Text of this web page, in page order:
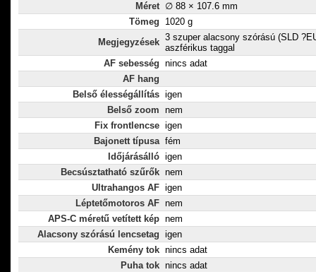
Méret ∅ 88 × 107.6 mm
Tömeg
1020 g
Megjegyzések 3 szuper alacsony szórású (SLD
aszférikus taggal
AF sebesség nincs adat
AF hang
Belső élességállítás igen
Belső zoom nem
Fix frontlencse igen
Bajonett típusa fém
Időjárásálló igen
Becsúsztatható szűrők nem
Ultrahangos AF igen
Léptetőmotoros AF nem
APS-C méretű vetített kép nem
Alacsony szórású lencsetag igen
Kemény tok nincs adat
Puha tok nincs adat